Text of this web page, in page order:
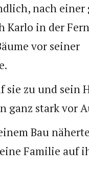
nach
Karlo in der
vor seiner
sie zu und sein
ganz stark vor
Bau
Familie auf